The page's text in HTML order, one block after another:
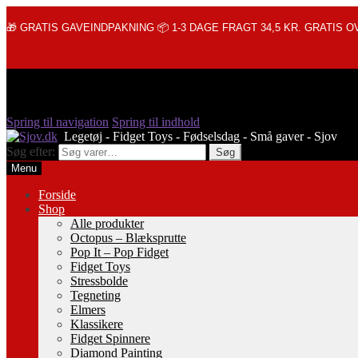
🎁 GRATIS GAVEINDPAKNING 📦 1-3 DAGE FRAGT 34,5 KR. GRATIS
Spring til navigation Spring til indhold
Søg efter:
Søg
Menu
Forside
Shop
Alle produkter
Octopus – Blæksprutte
Pop It – Pop Fidget
Fidget Toys
Stressbolde
Tegneting
Elmers
Klassikere
Fidget Spinnere
Diamond Painting